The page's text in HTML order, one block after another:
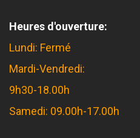
Heures d'ouverture:
Lundi: Fermé
Mardi-Vendredi:
9h30-18.00h
Samedi: 09.00h-17.00h